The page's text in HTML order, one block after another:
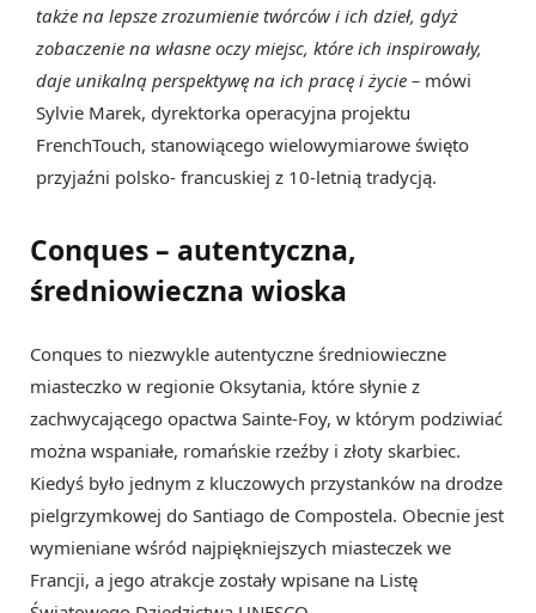
także na lepsze zrozumienie twórców i ich dzieł, gdyż
zobaczenie na własne oczy miejsc, które ich inspirowały,
daje unikalną perspektywę na ich pracę i życie – mówi
Sylvie Marek, dyrektorka operacyjna projektu
FrenchTouch, stanowiącego wielowymiarowe święto
przyjaźni polsko- francuskiej z 10-letnią tradycją.
Conques – autentyczna,
średniowieczna wioska
Conques to niezwykle autentyczne średniowieczne
miasteczko w regionie Oksytania, które słynie z
zachwycającego opactwa Sainte-Foy, w którym podziwiać
można wspaniałe, romańskie rzeźby i złoty skarbiec.
Kiedyś było jednym z kluczowych przystanków na drodze
pielgrzymkowej do Santiago de Compostela. Obecnie jest
wymieniane wśród najpiękniejszych miasteczek we
Francji, a jego atrakcje zostały wpisane na Listę